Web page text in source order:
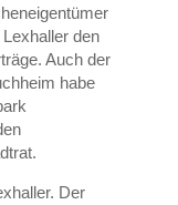
den
Auch der
habe
Der